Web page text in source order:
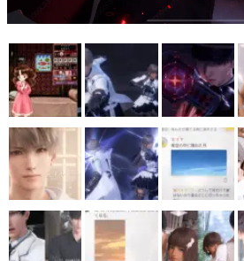
マンガ
女性向け
アプリレビュー
その他
電ファミニコゲーマーとは？
運営：株式会社マレ